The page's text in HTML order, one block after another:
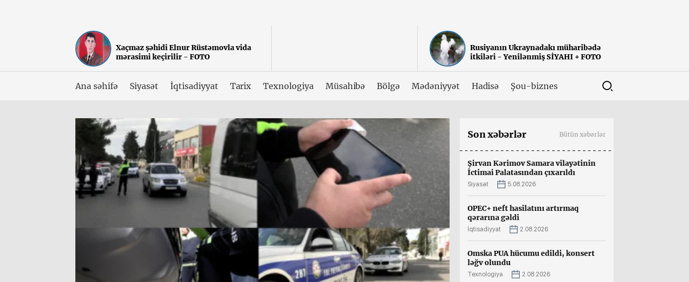
Xaçmaz şəhidi Elnur Rüstəmovla vida
mərasimi keçirilir - FOTO
Rusiyanın Ukraynadakı müharibədə
itkiləri - Yenilənmiş SİYAHI + FOTO
Ana səhifə Siyasət İqtisadiyyat Tarix Texnologiya Müsahibə Bölgə Mədəniyyət Hadisə Şou-biznes
Son xəbərlər Bütün xəbərlər
Şirvan Kərimov Samara vilayətinin
İctimai Palatasından çıxarıldı
Siyasət 5.08.2026
OPEC+ neft hasilatını artırmaq
qərarına gəldi
İqtisadiyyat 2.08.2026
Omska PUA hücumu edildi, konsert
ləğv olundu
Texnologiya 2.08.2026